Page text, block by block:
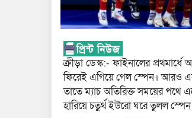
ক্রীড়া ডেস্ক:- ফাইনালের
ফিরেই এগিয়ে গেল স্পেন। আরও
তাতে ম্যাচ অতিরিক্ত সময়ের পথে
হারিয়ে চতুর্থ ইউরো ঘরে তুলল